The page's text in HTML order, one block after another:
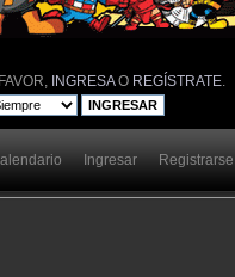
INGRESAO REGÍSTRATE
Ingresar Registrarse